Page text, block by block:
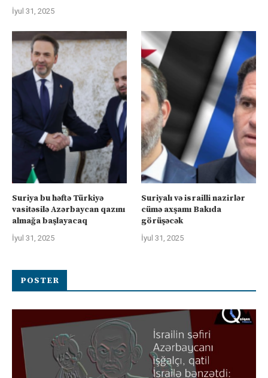
İyul 31, 2025
Suriya bu həftə Türkiyə
vasitəsilə Azərbaycan qazını
almağa başlayacaq
İyul 31, 2025
Suriyalı və israilli nazirlər
cümə axşamı Bakıda
görüşəcək
İyul 31, 2025
POSTER